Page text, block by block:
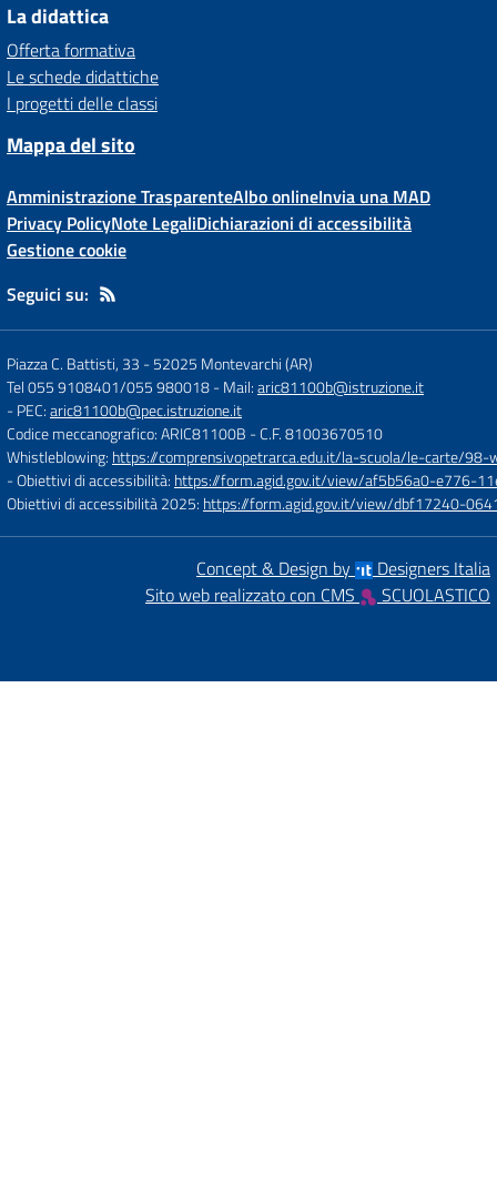
La didattica
Offerta formativa
Le schede didattiche
I progetti delle classi
Mappa del sito
Amministrazione TrasparenteAlbo onlineInvia una MAD
Privacy PolicyNote LegaliDichiarazioni di accessibilità
Gestione cookie
Seguici su:
Piazza C. Battisti, 33 -52025 Montevarchi (AR)
Tel 055 9108401/055 980018- Mail:aric81100b@istruzione.it
- PEC:aric81100b@pec.istruzione.it
Codice meccanografico: ARIC81100B - C.F. 81003670510
Whistleblowing: https://comprensivopetrarca.edu.it/la-scuola/le-carte/98-
- Obiettivi di accessibilità: https://form.agid.gov.it/view/af5b56a0-e776-
Obiettivi di accessibilità 2025: https://form.agid.gov.it/view/dbf17240-
Concept & Design by
Designers Italia
Sito web realizzato con CMS
SCUOLASTICO